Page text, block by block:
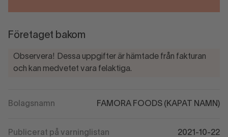
Företaget bakom
Observera! Dessa uppgifter är hämtade från fakturan
och kan medvetet vara felaktiga.
Bolagsnamn FAMORA FOODS (KAPAT NAMN)
Publicerat på varninglistan 2021-10-22